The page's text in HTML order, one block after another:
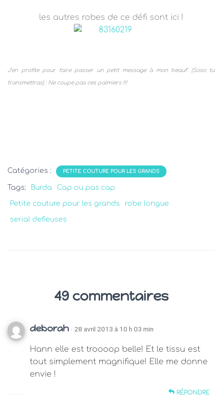
les autres robes de ce défi sont ici !
J’en profite pour faire passer un petit message à mon beauf’ (Soso tu
transmettras) : Ne coupe pas ces palmiers !!!
Catégories : PETITE COUTURE POUR LES GRANDS
Tags: Burda Cap ou pas cap
Petite couture pour les grands robe longue
serial defieuses
49 commentaires
deborah · 28 avril 2013 à 10 h 03 min
Hann elle est troooop belle! Et le tissu est
tout simplement magnifique! Elle me donne
envie !
RÉPONDRE